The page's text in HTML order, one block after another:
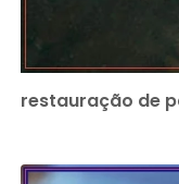
restauração de